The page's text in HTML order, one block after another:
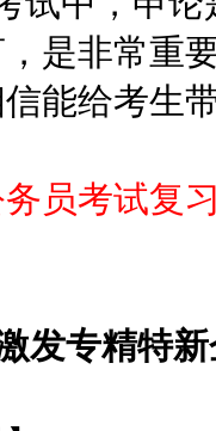
是非常重
能给考生
员考试复
发专精特